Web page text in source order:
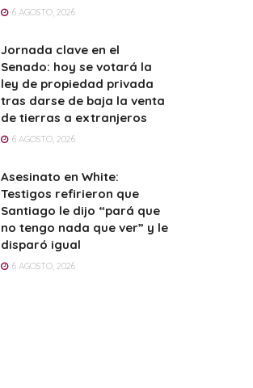
6 AGOSTO, 2026
Jornada clave en el
Senado: hoy se votará la
ley de propiedad privada
tras darse de baja la venta
de tierras a extranjeros
6 AGOSTO, 2026
Asesinato en White:
Testigos refirieron que
Santiago le dijo “pará que
no tengo nada que ver” y le
disparó igual
6 AGOSTO, 2026